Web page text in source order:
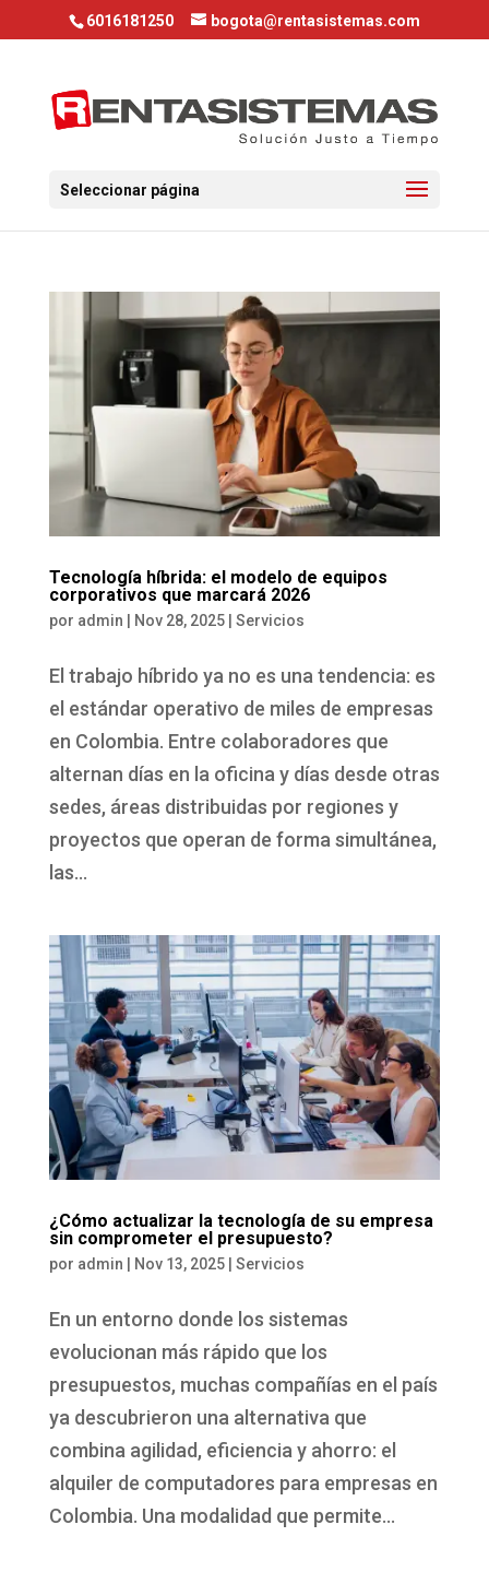
6016181250 bogota@rentasistemas.com
Seleccionar página
Tecnología híbrida: el modelo de equipos
corporativos que marcará 2026
por admin Nov 28, 2025| Servicios
El trabajo híbrido ya no es una tendencia: es
el estándar operativo de miles de empresas
en Colombia. Entre colaboradores que
alternan días en la oficina y días desde otras
sedes, áreas distribuidas por regiones y
proyectos que operan de forma simultánea,
las...
¿Cómo actualizar la tecnología de su empresa
sin comprometer el presupuesto?
por admin Nov 13, 2025| Servicios
En un entorno donde los sistemas
evolucionan más rápido que los
presupuestos, muchas compañías en el país
ya descubrieron una alternativa que
combina agilidad, eficiencia y ahorro: el
alquiler de computadores para empresas en
Colombia. Una modalidad que permite...